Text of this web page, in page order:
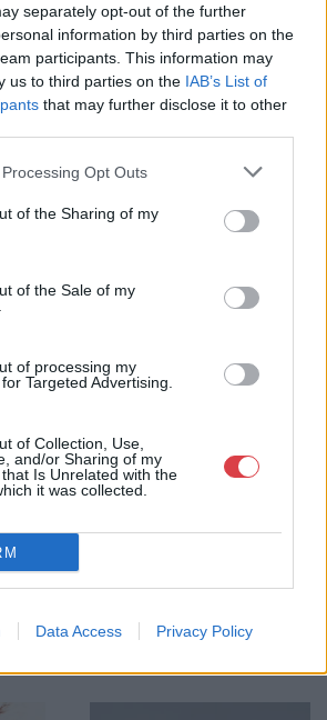
separately opt-out of the further
information by third parties on the
participants. This information may
us to third parties on the IAB’s List of
that may further disclose it to other
Opt Outs
of the Sharing of my
of the Sale of my
of processing my
Targeted Advertising.
of Collection, Use,
and/or Sharing of my
Is Unrelated with the
it was collected.
Data Access Privacy Policy
Galéria
Cím: BÁV ZRt.
1027 Budapest, Csalogány u.
23-33.
magyar vállalkozásaként a BÁV ZRt.
szakmai tekintélyével és
a magyar
szereplője. A 2007-ben
mára a magyarországi
legfontosabb színterévé, kereskedelmi
rendelkező BÁV ZRt.
a hét hat napján állnak a műtárgyat
MŰTÁRGYAI